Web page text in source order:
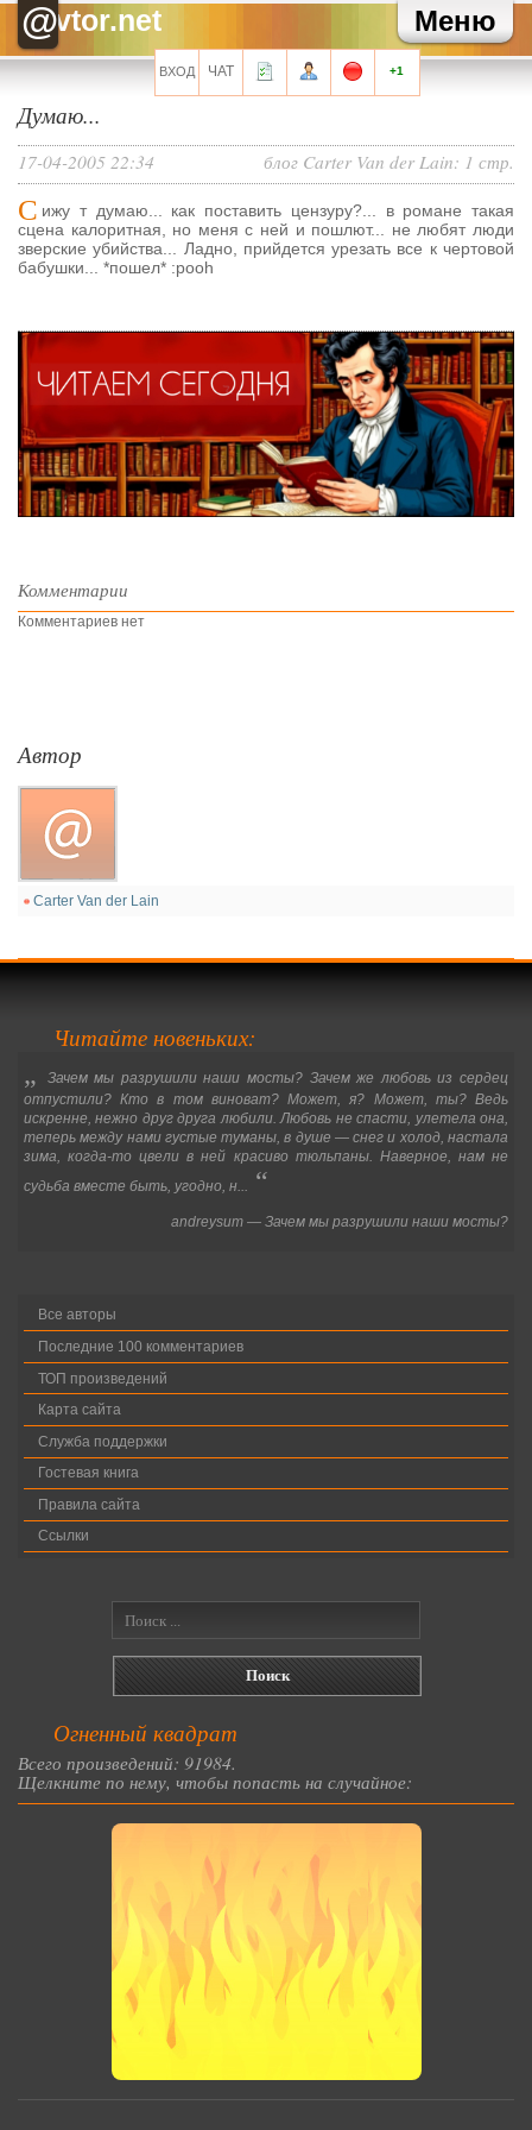
Меню
@vtor.net
Akhenaham
*оплатой
Akhenaham
Зато сидя дома, с нормальным графиком, оплатом и
ощутимо меньшей головной боллью
Чтобы снова в какой-нить тех поддержке символы набивать.
Akhenaham
увольняться.
Все сообщения мини-чата
Регистрация
Забыли свой пароль?
Перейти на полную версию
ВХОД ЧАТ +1
Думаю...
блог Carter Van der Lain: 1 стр.
17-04-2005 22:34
С ижу т думаю... как поставить цензуру?... в романе такая
сцена калоритная, но меня с ней и пошлют... не любят люди
зверские убийства... Ладно, прийдется урезать все к чертовой
бабушки... *пошел* :pooh
Комментарии
Комментариев нет
Автор
Carter Van der Lain
Читайте новеньких:
„
Зачем мы разрушили наши мосты? Зачем же любовь из сердец
отпустили? Кто в том виноват? Может, я? Может, ты? Ведь
искренне, нежно друг друга любили. Любовь не спасти, улетела она,
теперь между нами густые туманы, в душе —снег и холод, настала
зима, когда-то цвели в ней красиво тюльпаны. Наверное, нам не
судьба вместе быть, угодно, н...
“
andreysum — Зачем мы разрушили наши мосты?
Все авторы
Последние 100 комментариев
ТОП произведений
Карта сайта
Служба поддержки
Гостевая книга
Правила сайта
Ссылки
Огненный квадрат
Всего произведений: 91984.
Щелкните по нему, чтобы попасть на случайное: